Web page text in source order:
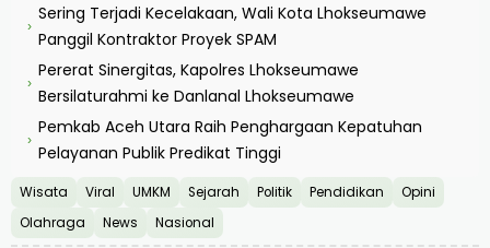
›
Sering Terjadi Kecelakaan, Wali Kota Lhokseumawe
Panggil Kontraktor Proyek SPAM
›
Pererat Sinergitas, Kapolres Lhokseumawe
Bersilaturahmi ke Danlanal Lhokseumawe
›
Pemkab Aceh Utara Raih Penghargaan Kepatuhan
Pelayanan Publik Predikat Tinggi
Wisata Viral UMKM Sejarah Politik Pendidikan
Opini
Olahraga
News Nasional